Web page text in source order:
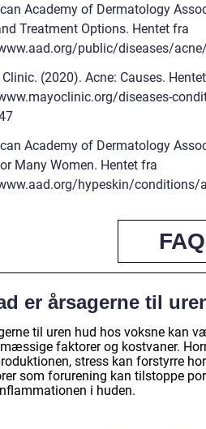
Academy of Dermatology
Treatment Options. Hentet fra
public/diseases/
(2020). Acne: Causes.
diseases-
Academy of Dermatology
Many Women. Hentet fra
hypeskin/conditions/
FAQ
er årsagerne til
til uren hud hos voksne kan
faktorer og kostvaner.
stress kan forstyrre
som forurening kan tilstoppe
i huden.